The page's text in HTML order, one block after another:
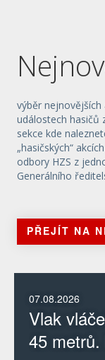
výběr
událostech hasičů
sekce kde
„hasičských“
odbory HZS z
Generálního
PŘEJÍT NA
07.08.2026
Vlak
45